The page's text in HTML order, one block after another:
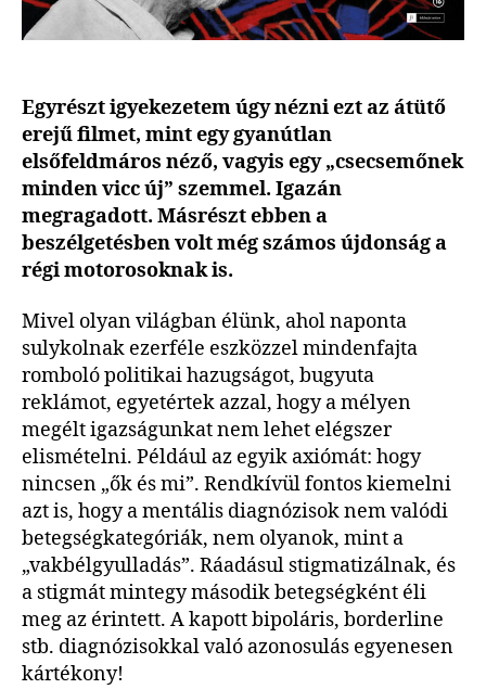
Egyrészt igyekezetem úgy nézni ezt az átütő
erejű filmet, mint egy gyanútlan
elsőfeldmáros néző, vagyis egy „csecsemőnek
minden vicc új” szemmel. Igazán
megragadott. Másrészt ebben a
beszélgetésben volt még számos újdonság a
régi motorosoknak is.
Mivel olyan világban élünk, ahol naponta
sulykolnak ezerféle eszközzel mindenfajta
romboló politikai hazugságot, bugyuta
reklámot, egyetértek azzal, hogy a mélyen
megélt igazságunkat nem lehet elégszer
elismételni. Például az egyik axiómát: hogy
nincsen „ők és mi”. Rendkívül fontos kiemelni
azt is, hogy a mentális diagnózisok nem valódi
betegségkategóriák, nem olyanok, mint a
„vakbélgyulladás”. Ráadásul stigmatizálnak, és
a stigmát mintegy második betegségként éli
meg az érintett. A kapott bipoláris, borderline
stb. diagnózisokkal való azonosulás egyenesen
kártékony!